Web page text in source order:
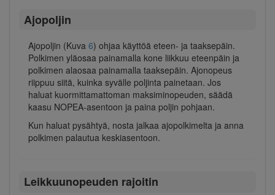
Ajopoljin
Ajopoljin (Kuva 6) ohjaa käyttöä eteen- ja taaksepäin.
Polkimen yläosaa painamalla kone liikkuu eteenpäin ja
polkimen alaosaa painamalla taaksepäin. Ajonopeus
riippuu siitä, kuinka syvälle poljinta painetaan. Jos
haluat kuormittamattoman maksiminopeuden, säädä
kaasu NOPEA-asentoon ja paina poljin pohjaan.
Kun haluat pysähtyä, nosta jalkaa ajopolkimelta ja anna
polkimen palautua keskiasentoon.
Leikkuunopeuden rajoitin